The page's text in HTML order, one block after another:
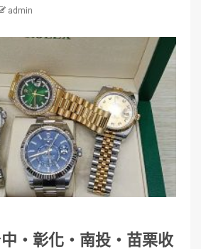
admin
・彰化・南投・苗栗收